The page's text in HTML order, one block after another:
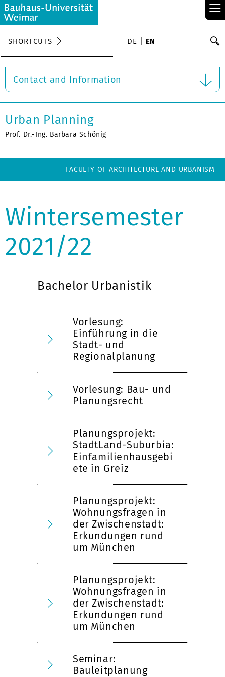
≡
SHORTCUTS DE EN
Contact and Information
Urban Planning
Prof. Dr.-Ing. Barbara Schönig
FACULTY OF ARCHITECTURE AND URBANISM
Wintersemester
2021/22
Bachelor Urbanistik
Vorlesung:
Einführung in die
Stadt- und
Regionalplanung
Vorlesung: Bau- und
Planungsrecht
Planungsprojekt:
StadtLand-Suburbia:
Einfamilienhausgebi
ete in Greiz
Planungsprojekt:
Wohnungsfragen in
der Zwischenstadt:
Erkundungen rund
um München
Planungsprojekt:
Wohnungsfragen in
der Zwischenstadt:
Erkundungen rund
um München
Seminar:
Bauleitplanung